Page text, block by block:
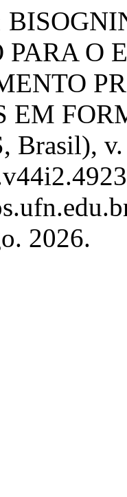
O
EM
Brasil),
2026.